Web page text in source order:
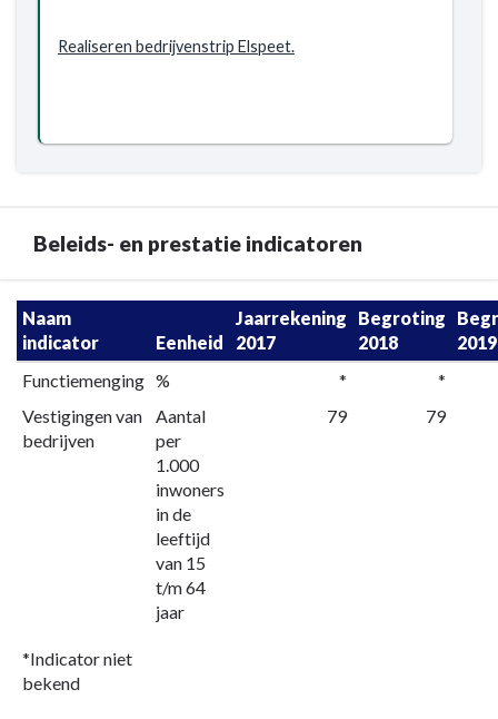
Realiseren bedrijvenstrip Elspeet.
Beleids- en prestatie indicatoren
Terug
naar
navigatie
Programma
Naam
indicator
Eenheid
Jaarrekening
2017
Begroting
2018
2019
Functiemenging % *
*
Vestigingen van
bedrijven
Aantal
per
1.000
inwoners
in de
leeftijd
van 15
t/m 64
jaar
79 79
*Indicator niet
bekend